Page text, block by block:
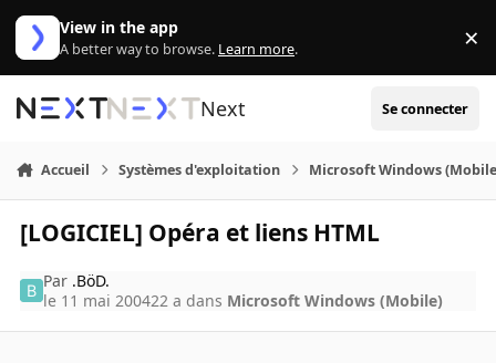
Aller au contenu
View in the app
A better way to browse. Learn more. ×
Next Se connecter
Accueil Systèmes d'exploitation Microsoft Windows
[LOGICIEL] Opéra et liens HTML
Par .BöD.
le 11 mai 200422 a dans Microsoft Windows (Mobile)